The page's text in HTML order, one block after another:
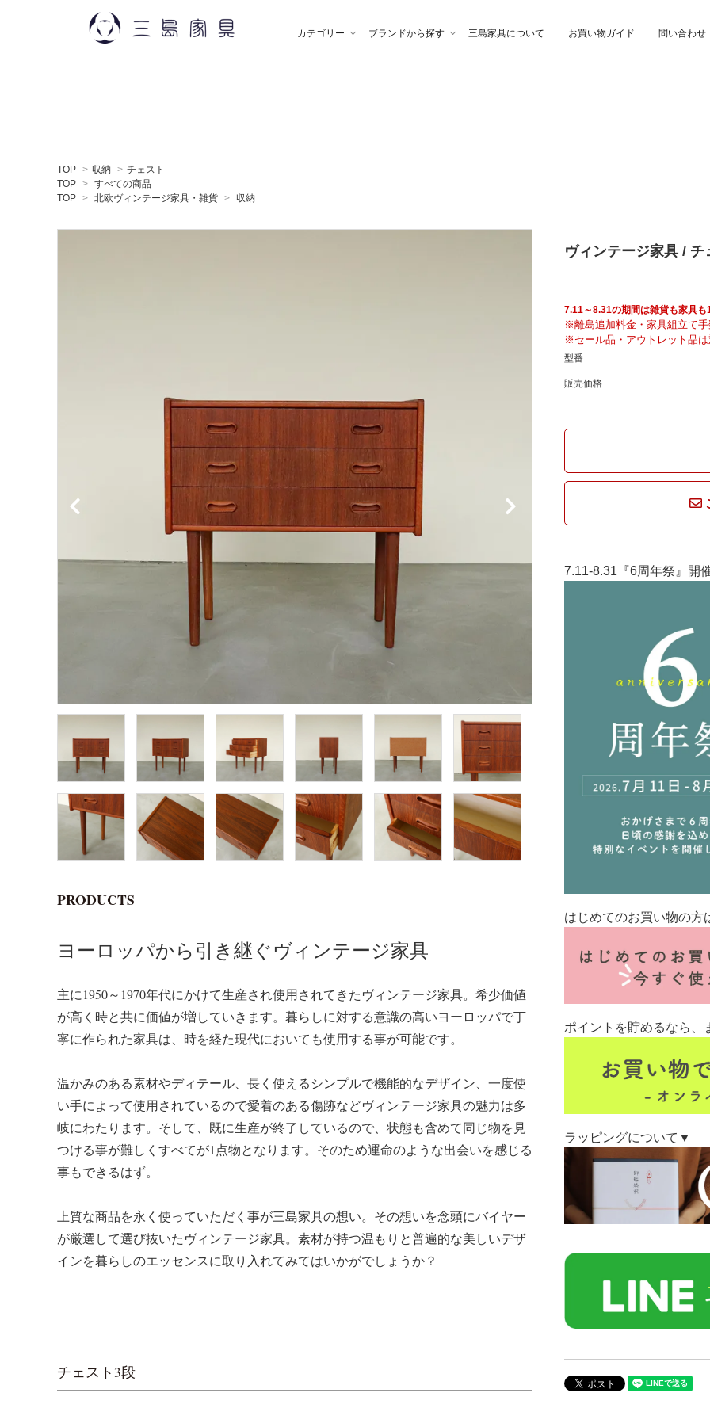
カテゴリー
デスク
ブランドから探す
薫玉堂
ひむか
フランジパニラタン
ヤマチク LISA LARSON
三島家具について お買い物ガイド 問い合わせ
TOP > 収納 > チェスト
TOP > すべての商品
TOP > 北欧ヴィンテージ家具・雑貨 > 収納
PRODUCTS
ヨーロッパから引き継ぐヴィンテージ家具
主に1950～1970年代にかけて生産され使用されてきたヴィンテージ家具。希少価値
が高く時と共に価値が増していきます。暮らしに対する意識の高いヨーロッパで丁
寧に作られた家具は、時を経た現代においても使用する事が可能です。
温かみのある素材やディテール、長く使えるシンプルで機能的なデザイン、一度使
い手によって使用されているので愛着のある傷跡などヴィンテージ家具の魅力は多
岐にわたります。そして、既に生産が終了しているので、状態も含めて同じ物を見
つける事が難しくすべてが1点物となります。そのため運命のような出会いを感じる
事もできるはず。
上質な商品を永く使っていただく事が三島家具の想い。その想いを念頭にバイヤー
が厳選して選び抜いたヴィンテージ家具。素材が持つ温もりと普遍的な美しいデザ
インを暮らしのエッセンスに取り入れてみてはいかがでしょうか？
チェスト3段
ヴィンテージ家具 /
7.11～8.31の期間は雑貨も家具
※離島追加料金・家具組立て
※セール品・アウトレット品
型番
販売価格
7.11-8.31『6周年祭』開
はじめてのお買い物の
ポイントを貯めるなら
ラッピングについて▼